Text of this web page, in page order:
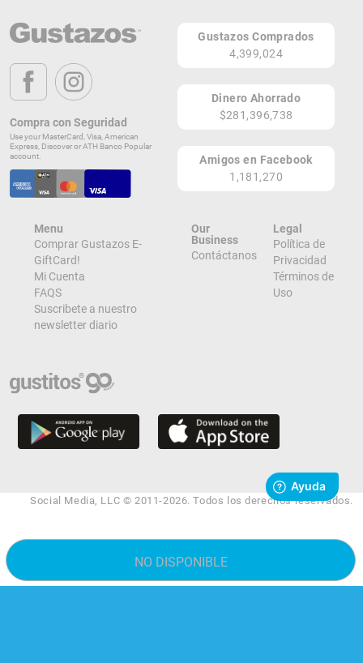
NO DISPONIBLE
Bo. Guavate, Carr. 184 Km. 27.5
Lugares de Redención
¡Ver todos en el Mapa!
km 27.5, Carr. 184,
Cayey 00736
PR
Compra con Seguridad
Use your MasterCard, Visa, American
Express, Discover or ATH Banco Popular
account.
Gustazos Comprados
4,399,024
Dinero Ahorrado
$281,396,738
Amigos en Facebook
1,181,270
Menu
Comprar Gustazos E-
GiftCard!
Mi Cuenta
FAQS
Suscribete a nuestro
newsletter diario
Our
Business
Contáctanos
Legal
Política de
Privacidad
Términos de
Uso
Social Media, LLC © 2011-2026. Todos los derechos reservados.